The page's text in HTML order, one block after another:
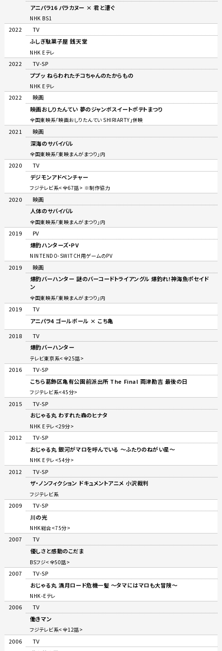
アニパラ16 パラカヌー × 君と漕ぐ
NHK BS1
2022
TV
ふしぎ駄菓子屋 銭天堂
NHK Eテレ
2022
TV-SP
ププッ ねらわれたチコちゃんのたからもの
NHK Eテレ
2022
映画
映画おしりたんてい 夢のジャンボスイートポテトまつり
全国東映系「映画おしりたんてい SHIRIARTY」併映
2021
映画
深海のサバイバル
全国東映系「東映まんがまつり」内
2020
TV
デジモンアドベンチャー
フジテレビ系<全67話> ※制作協力
2020
映画
人体のサバイバル
全国東映系「東映まんがまつり」内
2019
PV
爆釣ハンターズ・PV
NINTENDO-SWITCH用ゲームのPV
2019
映画
爆釣バーハンター 謎のバーコードトライアングル 爆釣れ!神海魚ポセイド
ン
全国東映系「東映まんがまつり」内
2019
TV
アニパラ4 ゴールボール × こち亀
2018
TV
爆釣バーハンター
テレビ東京系<全25話>
2016
TV-SP
こちら葛飾区亀有公園前派出所 The Final 両津勘吉 最後の日
フジテレビ系<45分>
2015
TV-SP
おじゃる丸 わすれた森のヒナタ
NHK Eテレ<29分>
2012
TV-SP
おじゃる丸 銀河がマロを呼んでいる 〜ふたりのねがい星〜
NHK Eテレ<54分>
2012
TV-SP
ザ・ノンフィクション ドキュメントアニメ 小沢裁判
フジテレビ系
2009
TV-SP
川の光
NHK総合<75分>
2007
TV
優しさと感動のこだま
BSフジ<全50話>
2007
TV-SP
おじゃる丸 満月ロード危機一髪 〜タマにはマロも大冒険〜
NHK-Eテレ
2006
TV
働きマン
フジテレビ系<全12話>
2006
TV